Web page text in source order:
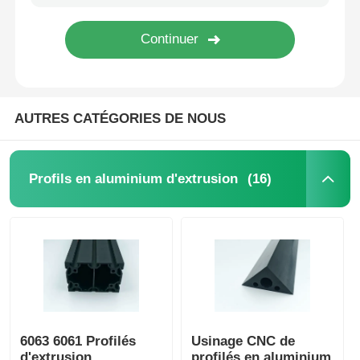
Visite de l'usine
Contactez-nous
Demandez un devis
Profils en aluminium d'extrusion
Profiles de cuisine en aluminium
AUTRES CATÉGORIES DE NOUS
Profils en aluminium d'extrusion (16)
6063 6061 Profilés
Usinage CNC de